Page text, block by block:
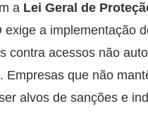
a Lei Geral de
exige a implementação
contra acessos não
Empresas que não
alvos de sanções e